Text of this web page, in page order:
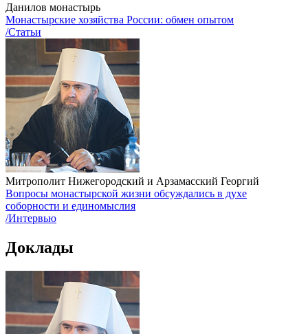
Данилов монастырь
Монастырские хозяйства России: обмен опытом
/Статьи
Митрополит Нижегородский и Арзамасский Георгий
Вопросы монастырской жизни обсуждались в духе
соборности и единомыслия
/Интервью
Доклады